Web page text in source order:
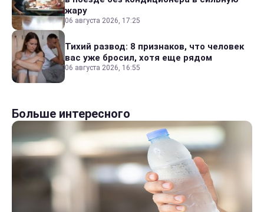
жару
06 августа 2026, 17:25
Тихий развод: 8 признаков, что человек
вас уже бросил, хотя еще рядом
06 августа 2026, 16:55
Больше интересного